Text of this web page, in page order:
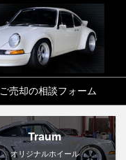
ご売却の相談フォーム
Traum
オリジナルホイール